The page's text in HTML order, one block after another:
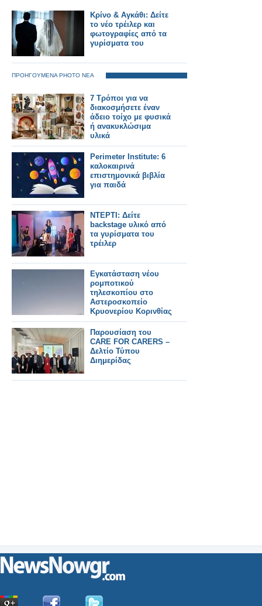
Κρίνο & Αγκάθι: Δείτε
το νέο τρέιλερ και
φωτογραφίες από τα
γυρίσματα του
ΠΡΟΗΓΟΥΜΕΝΑ PHOTO ΝΕΑ
7 Τρόποι για να
διακοσμήσετε έναν
άδειο τοίχο με φυσικά
ή ανακυκλώσιμα
υλικά
Perimeter Institute: 6
καλοκαιρινά
επιστημονικά βιβλία
για παιδά
ΝΤΕΡΤΙ: Δείτε
backstage υλικό από
τα γυρίσματα του
τρέιλερ
Εγκατάσταση νέου
ρομποτικού
τηλεσκοπίου στο
Αστεροσκοπείο
Κρυονερίου Κορινθίας
Παρουσίαση του
CARE FOR CARERS –
Δελτίο Τύπου
Διημερίδας